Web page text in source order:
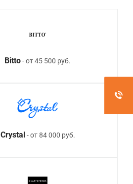
Bitto- от 45 500 руб.
Crystal - от 84 000 руб.